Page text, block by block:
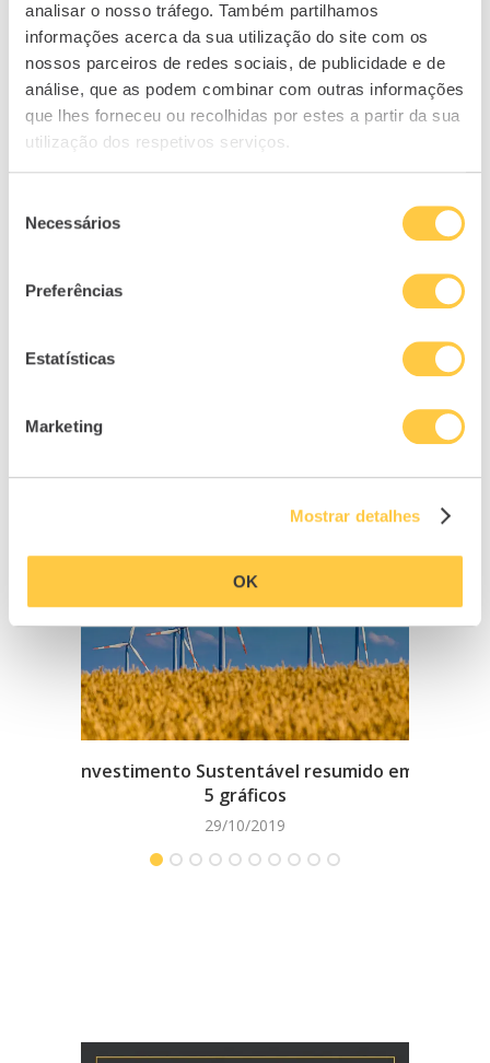
analisar o nosso tráfego. Também partilhamos
informações acerca da sua utilização do site com os
nossos parceiros de redes sociais, de publicidade e de
análise, que as podem combinar com outras informações
que lhes forneceu ou recolhidas por estes a partir da sua
utilização dos respetivos serviços.
Necessários
Preferências
Estatísticas
Marketing
Mostrar detalhes
OK
50
25/05/2026
In "Destaques"
artigo anterior
de Finanças Pessoais para Casais]
Empresário português responsável
pela “Revenge of The 90s” partilha
Investimento Sustentável resumido em
5 gráficos
29/10/2019